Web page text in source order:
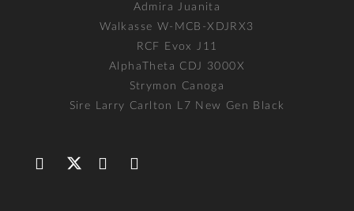
Admira Juanita
Walkasse W-MCB-XDJRX3
RCF Evox J11
AlphaTheta CDJ 3000X
Strymon Canoga
Sire Larry Carlton L7 New Gen Black